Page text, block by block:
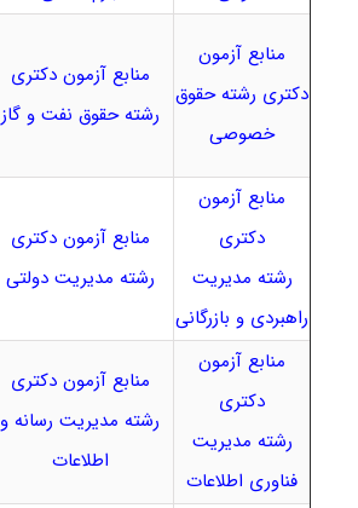
منابع آزمون
دکتری رشته حقوق
خصوصی
منابع آزمون دکتری
رشته حقوق نفت و گاز
منابع آزمون
دکتری
رشته مدیریت
راهبردی و بازرگانی
منابع آزمون دکتری
رشته مدیریت دولتی
منابع آزمون
دکتری
رشته مدیریت
فناوری اطلاعات
منابع آزمون دکتری
رشته مدیریت رسانه و
اطلاعات